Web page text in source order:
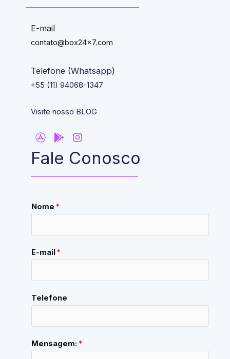
E-mail
contato@box24x7.com
Telefone (Whatsapp)
+55 (11) 94068-1347
Visite nosso BLOG
Fale Conosco
Nome *
E-mail*
Telefone
Mensagem: *